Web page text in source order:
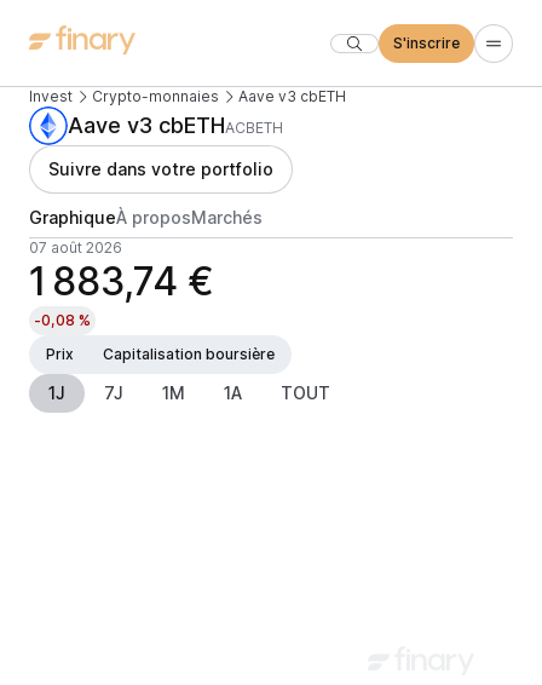
S'inscrire
Invest Crypto-monnaies Aave v3 cbETH
Aave v3 cbETHACBETH
Suivre dans votre portfolio
GraphiqueÀ proposMarchés
07 août 2026
1 883,74 €
-0,08 %
Prix
Capitalisation boursière
1J 7J 1M 1A TOUT